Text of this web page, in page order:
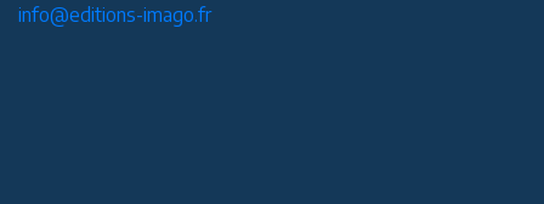
info@editions-imago.fr